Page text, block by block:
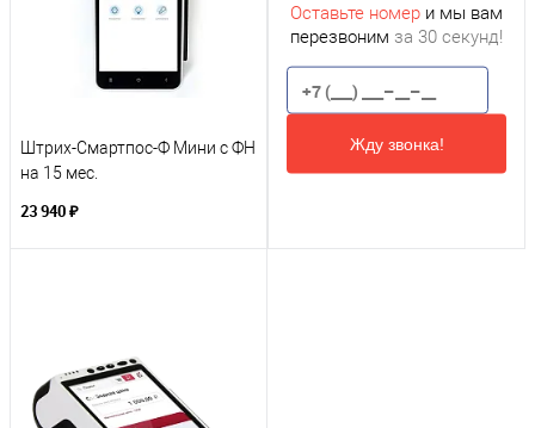
Штрих-Смартпос-Ф Мини с ФН
на 15 мес.
23 940 ₽
Оставьте номер и мы вам
перезвоним за 30 секунд!
Жду звонка!